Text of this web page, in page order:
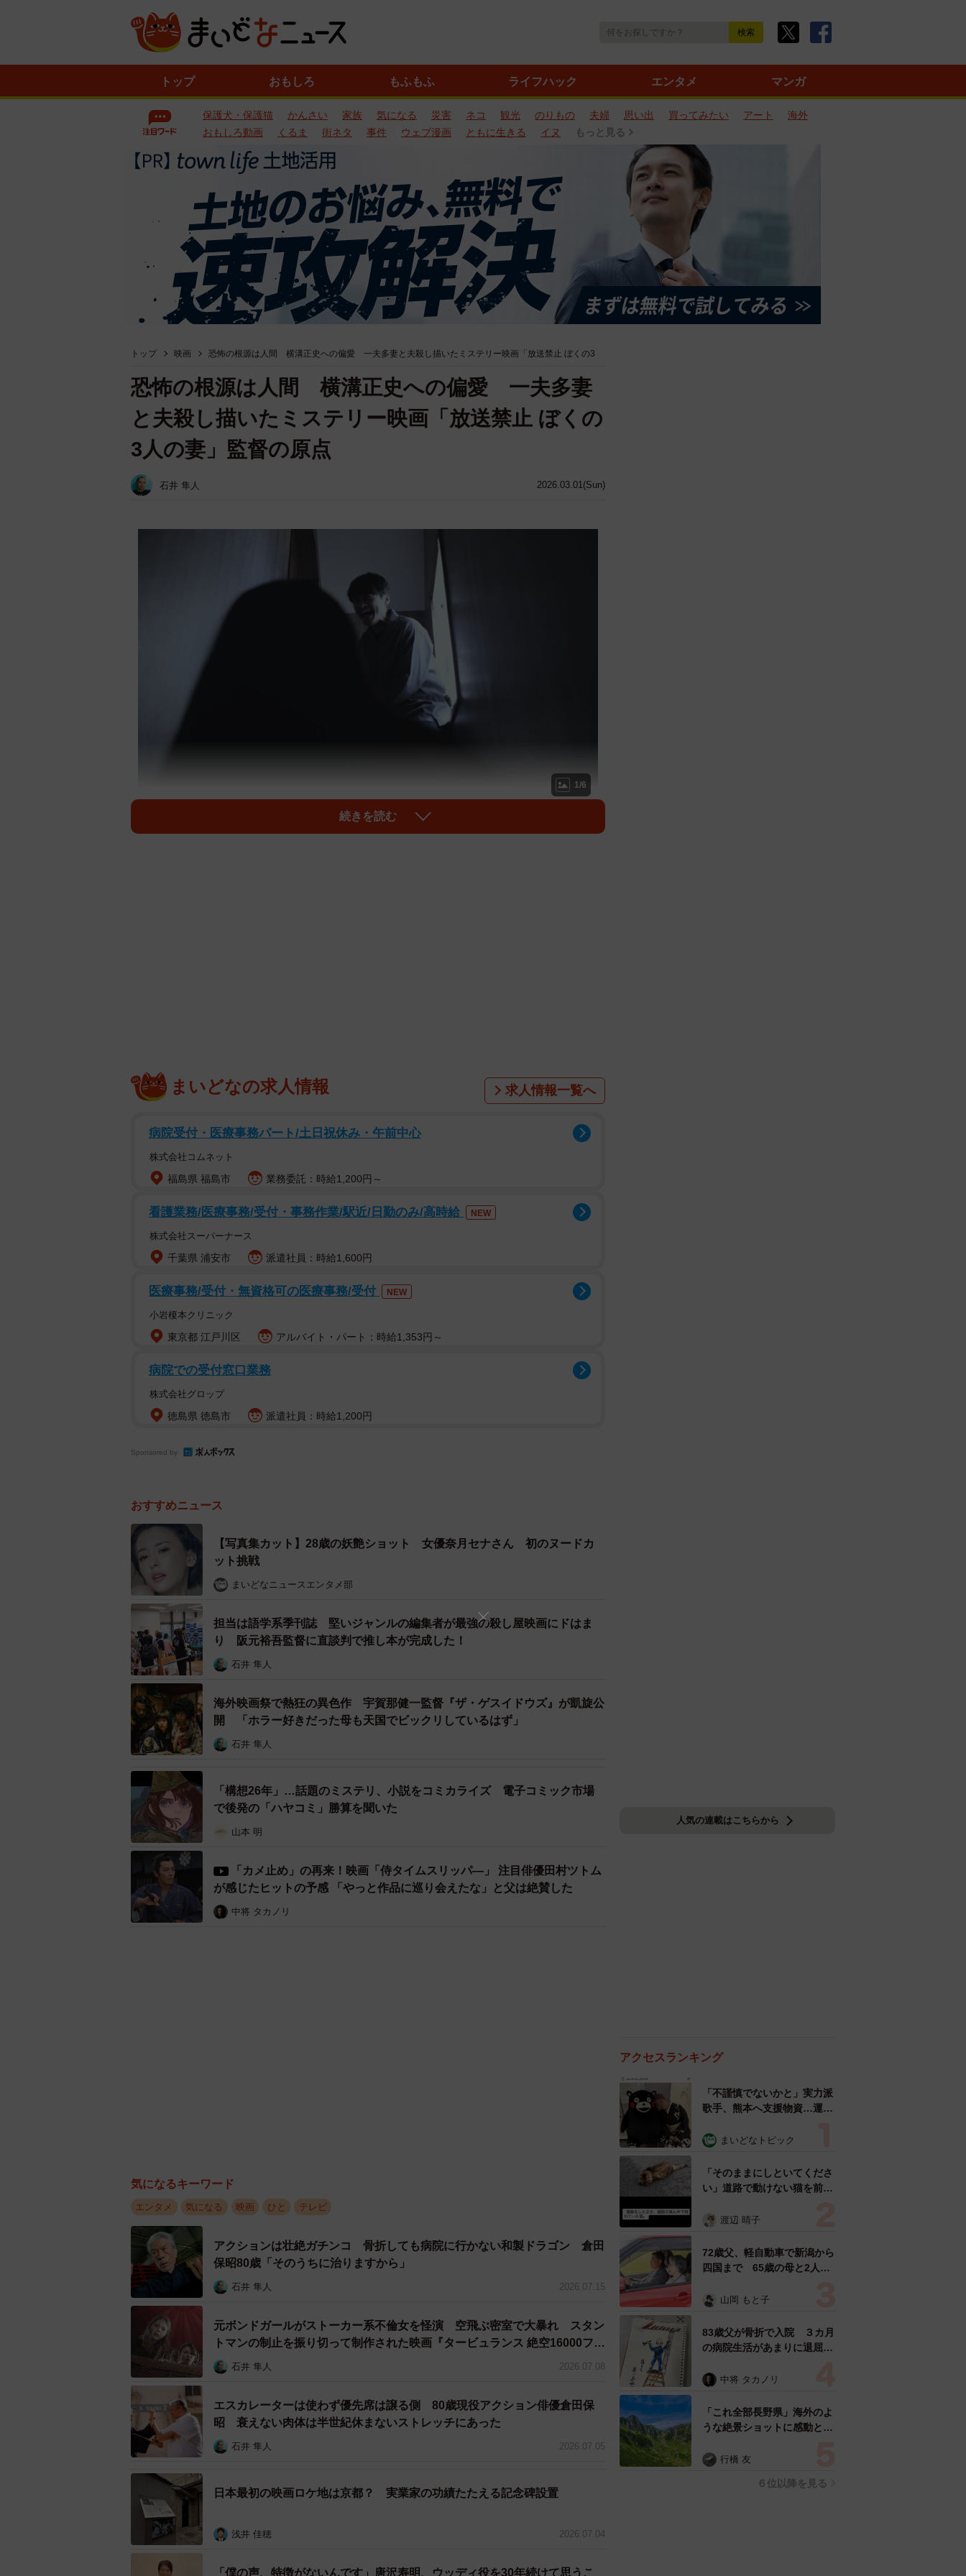
トップ おもしろ もふもふ ライフハック エンタメ マンガ
保護犬・保護猫 かんさい 家族 気になる 災害 ネコ 観光 のりもの 夫婦 思い出 買ってみたい アート
海外
おもしろ動画
くるま 街ネタ 事件 ウェブ漫画 ともに生きる イヌ もっと見る
トップ 映画 恐怖の根源は人間 横溝正史への偏愛 一夫多妻と夫殺し描いたミステリー映画「放送禁止 ぼくの3
2026.03.01(Sun)
恐怖の根源は人間 横溝正史への偏愛 一夫多妻
と夫殺し描いたミステリー映画「放送禁止 ぼくの
3人の妻」監督の原点
石井 隼人
1/6
ハーレム夫に迫りくる恐怖の正体は？
2/6
放送当時の反響はイマイチ
監督（59）は「一夜限りの特番的感覚で作ったものが、まさかここまで続いてさらに劇場版
で大復活するとは…」と根強い人気に驚きを隠さない。
ストーカーや隣人トラブル、大家族など本物のドキュメンタリーの題材にもなりえるテーマ
で怪作を連発。DVD化もされ、シリーズを積み重ねるうちにさらに多くの人がその面白さに
気が付いた。
『放送禁止』は、創作ドラマとドキュメントをハイブリットさせたフェイクドキュメンタリ
ーというジャンルを日本に根付かせた先駆的シリーズとなり、後進に与えた影響も計り知れ
ない。長江監督による小説『出版禁止』『掲載禁止』などの禁止シリーズは累計30万部を突
破する人気を博している。
一夫多妻制ハーレムと夫殺し
長江監督は9年ぶりの復活理由について「フェイクドキュメンタリーというジャンルの認知
る視聴者が“これは作り物”と理解した上で楽しんでくれるようになった」と時代の変化を挙
げる。
確かに今ではYouTubeでもフェイクドキュメンタリーは人気のコンテンツだ。実写映画化さ
れた『変な家』『近畿地方のある場所について』のベストセラーや、SNS上で考察が沸騰し
た『イシナガキクエを探しています』『飯沼一家に謝罪します』などによって、その表現ス
タイルも広く浸透したと言える。
復活作のテーマは、一夫多妻制。WEBデザイナーの萩原紘二と共同生活を送る3人の女性に
密着したVTRから、夫殺しの真相を炙り出そうというもの。数々の怪奇現象の発露に、物語
はオカルトワールドへ突入するのかと思いきや…ドロドロした男女の情念が生み出すミステ
リーへとツイストする。
続きを読む
まいどなの求人情報 求人情報一覧へ
病院受付・医療事務パート/土日祝休み・午前中心
株式会社コムネット
福島県 福島市 業務委託：時給1,200円～
看護業務/医療事務/受付・事務作業/駅近/日勤のみ/高時給 NEW
株式会社スーパーナース
千葉県 浦安市 派遣社員：時給1,600円
医療事務/受付・無資格可の医療事務/受付 NEW
小岩榎本クリニック
東京都 江戸川区 アルバイト・パート：時給1,353円～
病院での受付窓口業務
株式会社グロップ
徳島県 徳島市 派遣社員：時給1,200円
Sponsored by
おすすめニュース
【写真集カット】28歳の妖艶ショット 女優奈月セナさん 初のヌードカ
ット挑戦
まいどなニュースエンタメ部
担当は語学系季刊誌 堅いジャンルの編集者が最強の殺し屋映画にドはま
り 阪元裕吾監督に直談判で推し本が完成した！
石井 隼人
海外映画祭で熱狂の異色作 宇賀那健一監督『ザ・ゲスイドウズ』が凱旋公
開 「ホラー好きだった母も天国でビックリしているはず」
石井 隼人
「構想26年」…話題のミステリ、小説をコミカライズ 電子コミック市場
で後発の「ハヤコミ」勝算を聞いた
山本 明
「カメ止め」の再来！映画「侍タイムスリッパ―」 注目俳優田村ツトム
が感じたヒットの予感 「やっと作品に巡り会えたな」と父は絶賛した
中将 タカノリ
気になるキーワード
エンタメ 気になる 映画 ひと テレビ
アクションは壮絶ガチンコ 骨折しても病院に行かない和製ドラゴン 倉田
保昭80歳「そのうちに治りますから」
石井 隼人 2026.07.15
元ボンドガールがストーカー系不倫女を怪演 空飛ぶ密室で大暴れ スタン
トマンの制止を振り切って制作された映画『タービュランス 絶空16000フィ
ート』
石井 隼人 2026.07.08
エスカレーターは使わず優先席は譲る側 80歳現役アクション俳優倉田保
昭 衰えない肉体は半世紀休まないストレッチにあった
石井 隼人 2026.07.05
日本最初の映画ロケ地は京都？ 実業家の功績たたえる記念碑設置
浅井 佳穂 2026.07.04
「僕の声、特徴がないんです」唐沢寿明、ウッディ役を30年続けて思うこ
人気の連載はこちらから
アクセスランキング
「不謹慎でないかと」実力派
歌手、熊本へ支援物資…運搬
めらい 「痛いほど伝わる」
まいどなトピック
「そのままにしといてくださ
い」道路で動けない猫を前に
ようとした4日間 「命の重
表の訴え
渡辺 晴子
72歳父、軽自動車で新潟から
四国まで 65歳の母と2人で
憩まで分刻み… 「大学生で
山岡 もと子
83歳父が骨折で入院 ３カ月
の病院生活があまりに退屈で
い！」→スケッチブックを見
すよ…」
中将 タカノリ
「これ全部長野県」海外のよ
うな絶景ショットに感動と反
ったんだって気づいた」
行橋 友
６位以降を見る